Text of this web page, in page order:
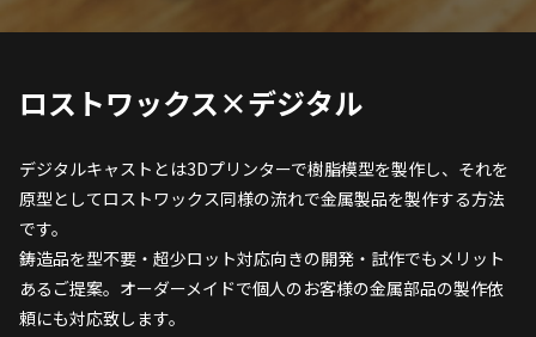
ロストワックス×デジタル
デジタルキャストとは3Dプリンターで樹脂模型を製作し、それを
原型としてロストワックス同様の流れで金属製品を製作する方法
です。
鋳造品を型不要・超少ロット対応向きの開発・試作でもメリット
あるご提案。オーダーメイドで個人のお客様の金属部品の製作依
頼にも対応致します。